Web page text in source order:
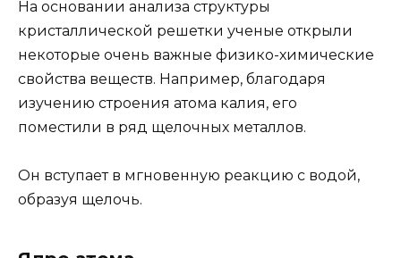
На основании анализа структуры
кристаллической решетки ученые открыли
некоторые очень важные физико-химические
свойства веществ. Например, благодаря
изучению строения атома калия, его
поместили в ряд щелочных металлов.
Он вступает в мгновенную реакцию с водой,
образуя щелочь.